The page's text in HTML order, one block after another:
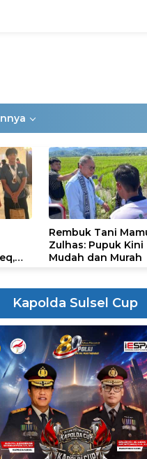
Rembuk Tani
Zulhas: Pupuk Kini
Mudah dan Murah
Kapolda Sulsel Cup